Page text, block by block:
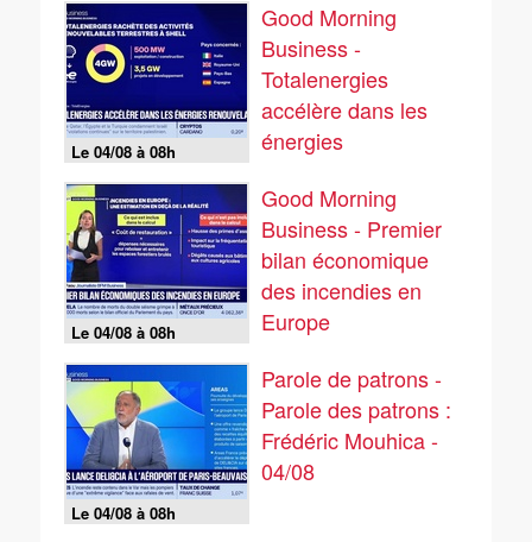
Le 04/08 à 08h
Good Morning
Business -
Totalenergies
accélère dans les
énergies
Le 04/08 à 08h
Good Morning
Business - Premier
bilan économique
des incendies en
Europe
Le 04/08 à 08h
Parole de patrons -
Parole des patrons :
Frédéric Mouhica -
04/08